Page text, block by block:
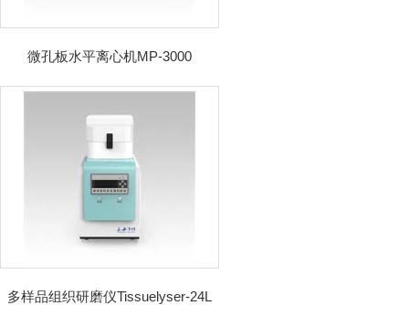
微孔板水平离心机MP-3000
多样品组织研磨仪Tissuelyser-24L